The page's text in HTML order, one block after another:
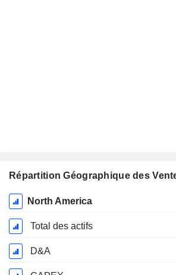
Répartition Géographique des
Période
Fiscale:
Décembre
North America
Total des actifs
D&A